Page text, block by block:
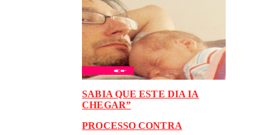
SABIA QUE ESTE DIA IA
CHEGAR”
PROCESSO CONTRA